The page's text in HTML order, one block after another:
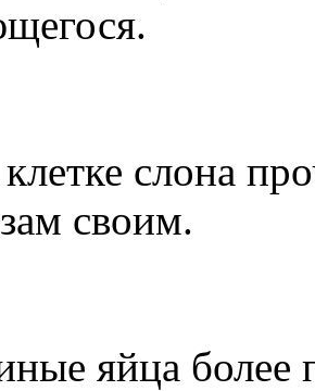
слона
своим.
яйца более